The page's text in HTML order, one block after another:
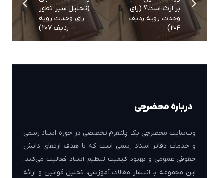
(تحلیل سیر تطور
رای وحدت رویه
ردیف ۲۰۷)
بر ارث است؟ (رای
وحدت رویه ردیف
۲۰۴)
درباره محضرچی
وب‌سایت محضرچی یک پلتفرم تخصصی در حوزه اسناد رسمی
و خدمات دفاتر اسناد رسمی است که با هدف ارتقای دانش
حقوقی عمومی و بهبود کیفیت تنظیم اسناد فعالیت می‌کند.
این مجموعه با انتشار مقالات آموزشی، تحلیل قوانین و ارائه